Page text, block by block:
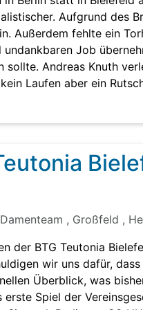
Aufgrund des
Außerdem fehlte ein
Job
sollte. Andreas Knuth
Laufen aber ein
, Großfeld ,
der BTG Teutonia
wir uns dafür,
Überblick, was
Spiel der